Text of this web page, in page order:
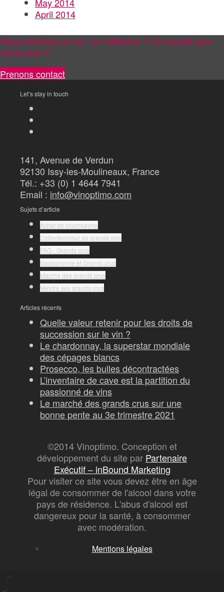
April 2014
Vous cherchez un vin, un millésime ? Un conseil pour
votre cave ?
Prenons contact
Let’s stay in touch
141, Avenue de Verdun
92130 Issy-les-Moulineaux, France
Tél.: +33 (0) 1 4644 7941
Email : info@vinoptimo.com
Sujets d’article
Achat de champagne
Collectionneur de grands vins
FAQ - Grands crus
Gastronomie et Grands crus
Marché des grands crus
Vendre ses grands crus
Articles récents
Quelle valeur retenir pour les droits de
succession sur le vin ?
Le chardonnay, la superstar mondiale
des cépages blancs
Prosecco, les bulles décontractées
L’inventaire de cave est la partition du
passionné de vins
Le marché des grands crus sur une
bonne pente au 3e trimestre 2021
©2014 Vinoptimo. Conception et
développement du site par Partenaire
Exécutif – inBound Marketing
Pour visiter ce site vous devez être en âge
légal de consommer de l'alcool dans votre
pays de résidence. L'abus d'alcool est
dangereux pour la santé, à consommer
avec modération.
Mentions légales